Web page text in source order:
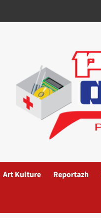
Art Kulture Reportazh